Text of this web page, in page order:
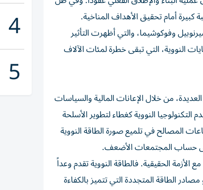
وفوكوشيما، والتي أظهرت التأثير
النووية، التي تبقى خطرة لمئات الآلاف
من خلال الإعانات المالية والسياسات
النووية كغطاء لتطوير الأسلحة
المصالح في تلميع صورة الطاقة النووية
حساب المجتمعات الأضعف.
الحقيقية. فالطاقة النووية تقدم وعداً
الطاقة المتجددة التي تتميز بالكفاءة
4
5